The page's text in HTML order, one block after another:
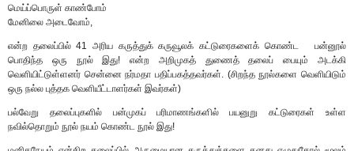
மெய்ப்பொருள் காண்போம்
மேனிலை அடைவோம்,
என்ற தலைப்பில் 41 அரிய கருத்துக் கருவூலக் கட்டுரைகளைக் கொண்ட பன்னூல்
பொதிந்த ஒரு நூல் இது! என்ற அறிமுகத் துணைத் தலைப் பையும் அடக்கி
வெளியிட்டுள்ளனர் சென்னை நர்மதா பதிப்பகத்தவர்கள். (சிறந்த நூல்களை வெளியிடும்
ஒரு நல்ல புத்தக வெளியீட்டாளர்கள் இவர்கள்)
பல்வேறு தலைப்புகளில் பன்முகப் பரிமாணங்களில் பயனுறு கட்டுரைகள் உள்ள
நவில்தொறும் நூல் நயம் கொண்ட நூல் இது!